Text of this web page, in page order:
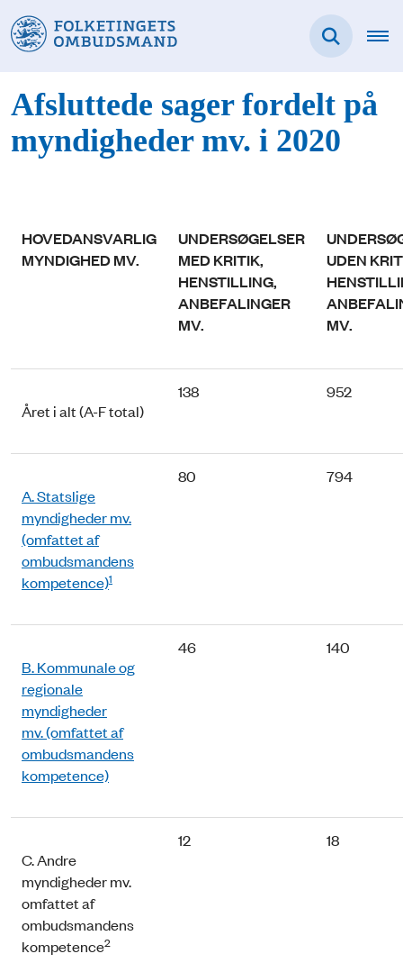
Afsluttede sager fordelt på
myndigheder mv. i 2020
HOVEDANSVARLIG
MYNDIGHED MV.
UNDERSØGELSER
MED KRITIK,
HENSTILLING,
ANBEFALINGER
MV.
UDEN
MV.
Året i alt (A-F total)
138 952
A. Statslige
myndigheder mv.
(omfattet af
ombudsmandens
kompetence)1
80 794
B. Kommunale og
regionale
myndigheder
mv. (omfattet af
ombudsmandens
kompetence)
46 140
C. Andre
myndigheder mv.
omfattet af
ombudsmandens
kompetence2
12 18